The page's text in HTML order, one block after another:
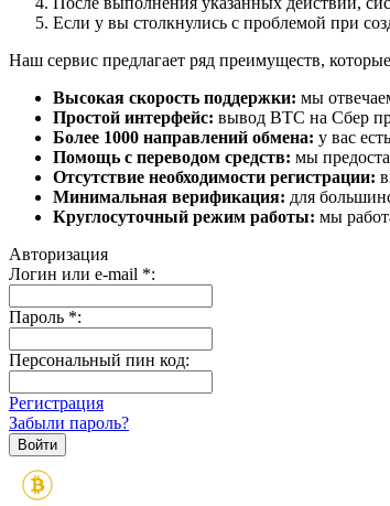
Если у вы столкнулись с проблемой при
Наш сервис предлагает ряд преимуществ,
Высокая скорость поддержки: мы
Простой интерфейс: вывод BTC на Сбер
Более 1000 направлений обмена: у вас
Помощь с переводом средств: мы
Отсутствие необходимости регистрации:
Минимальная верификация: для
Круглосуточный режим работы: мы
Авторизация
Логин или e-mail *:
Пароль *:
Персональный пин код:
Регистрация
Забыли пароль?